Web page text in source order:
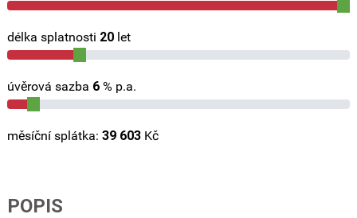
délka splatnosti 20 let
úvěrová sazba 6 % p.a.
měsíční splátka: 39 603Kč
POPIS